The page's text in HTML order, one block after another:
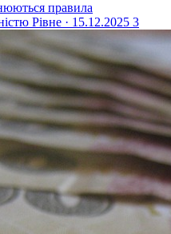
правила
Рівне · 15.12.2025 3